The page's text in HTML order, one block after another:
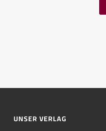
UNSER VERLAG